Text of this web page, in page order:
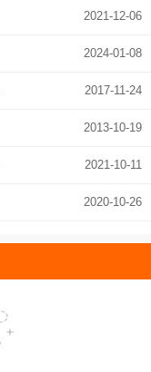
2021-12-06
2024-01-08
2017-11-24
2013-10-19
2021-10-11
2020-10-26